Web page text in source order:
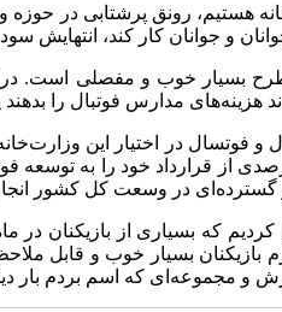
رونق پرشتابی در حوزه
و جوانان کار کند، انتهایش
طرح بسیار خوب و مفصلی است.
مدارس فوتبال را بدهند
نیز استفاده از زمین‌های آموزش و پرورش است. ۷۳۲۷ زمین
از قرارداد خود را به توسعه
گسترده‌ای در وسعت کل کشور
که بسیاری از بازیکنان
بسیار خوب و قابل
و مجموعه‌ای که اسم بردم بار